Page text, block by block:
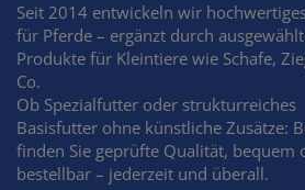
Seit 2014 entwickeln wir
für Pferde – ergänzt durch
Produkte für Kleintiere wie Schafe,
Co.
Ob Spezialfutter oder strukturreiches
Basisfutter ohne künstliche Zusätze:
finden Sie geprüfte Qualität, bequem
bestellbar – jederzeit und überall.